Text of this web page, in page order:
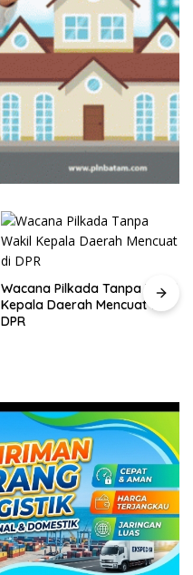
Wacana Pilkada Tanpa Wakil
Kepala Daerah Mencuat di
DPR